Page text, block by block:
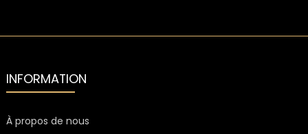
INFORMATION
À propos de nous